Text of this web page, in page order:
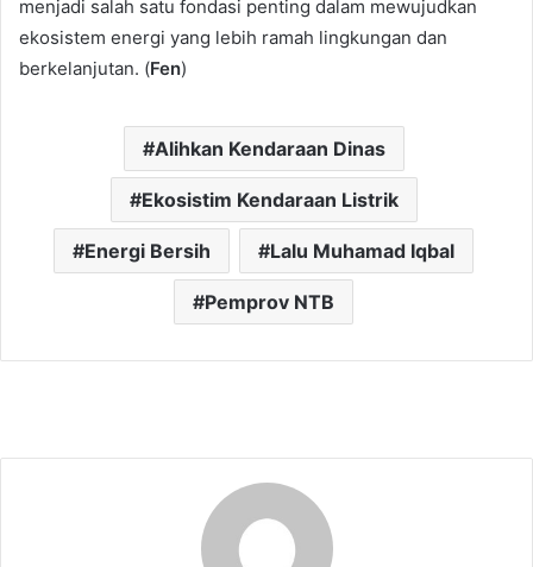
menjadi salah satu fondasi penting dalam mewujudkan
ekosistem energi yang lebih ramah lingkungan dan
berkelanjutan. (Fen)
Alihkan Kendaraan Dinas
Ekosistim Kendaraan Listrik
Energi Bersih Lalu Muhamad Iqbal
Pemprov NTB